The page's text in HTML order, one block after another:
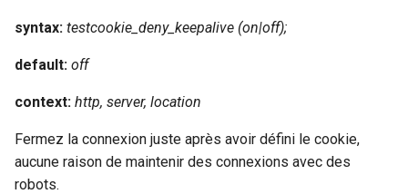
syntax: testcookie_deny_keepalive (on|off);
default: off
context: http, server, location
Fermez la connexion juste après avoir défini le cookie,
aucune raison de maintenir des connexions avec des
robots.